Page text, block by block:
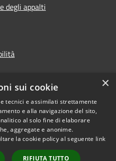
degli appalti
×
sui cookie
tecnici e assimilati strettamente
e alla navigazione del sito,
al solo fine di elaborare
aggregate e anonime.
la cookie policy al seguente link
RIFIUTA TUTTO